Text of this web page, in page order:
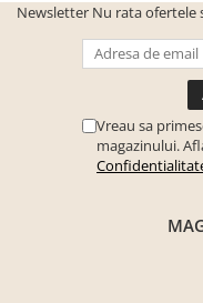
Newsletter Nu rata ofertele
Vreau sa
magazinului.